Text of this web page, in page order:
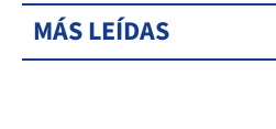
MÁS LEÍDAS